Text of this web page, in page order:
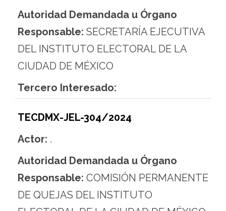
Autoridad Demandada u Órgano
Responsable: SECRETARÍA EJECUTIVA
DEL INSTITUTO ELECTORAL DE LA
CIUDAD DE MÉXICO
Tercero Interesado:
TECDMX-JEL-304/2024
Actor: .
Autoridad Demandada u Órgano
Responsable: COMISIÓN PERMANENTE
DE QUEJAS DEL INSTITUTO